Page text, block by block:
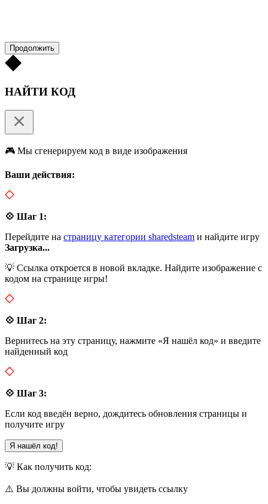
Продолжить
НАЙТИ КОД
🎮 Мы сгенерируем код в виде изображения
Ваши действия:
💠 Шаг 1:
Перейдите на страницу категории sharedsteam и найдите игру
Загрузка...
💡 Ссылка откроется в новой вкладке. Найдите изображение с
кодом на странице игры!
💠 Шаг 2:
Вернитесь на эту страницу, нажмите «Я нашёл код» и введите
найденный код
💠 Шаг 3:
Если код введён верно, дождитесь обновления страницы и
получите игру
Я нашёл код!
💡 Как получить код:
⚠️ Вы должны войти, чтобы увидеть ссылку